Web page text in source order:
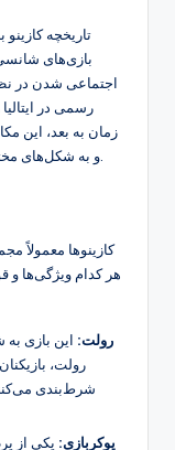
تاریخچه
بازی‌های
اجتماعی شدن در
زمان به بعد، این
کازینوها معمولاً
هر کدام ویژگی‌ها و
رولت: این بازی
رولت،
شرط‌بندی
پوکربازی: یکی از